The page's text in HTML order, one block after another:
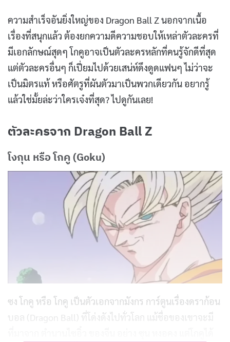
ความสำเร็จอันยิ่งใหญ่ของ Dragon Ball Z นอกจากเนื้อ
เรื่องที่สนุกแล้ว ต้องยกความดีความชอบให้เหล่าตัวละครที่
มีเอกลักษณ์สุดๆ โกคูอาจเป็นตัวละครหลักที่คนรู้จักดีที่สุด
แต่ตัวละครอื่นๆ ก็เปี่ยมไปด้วยเสน่ห์ดึงดูดแฟนๆ ไม่ว่าจะ
เป็นมิตรแท้ หรือศัตรูที่ผันตัวมาเป็นพวกเดียวกัน อยากรู้
แล้วใช่มั้ยล่ะว่าใครเจ๋งที่สุด? ไปดูกันเลย!
ตัวละครจาก Dragon Ball Z
โงกุน หรือ โกคู (Goku)
ซง โกคู หรือ โกคู เป็นตัวเอกจากมังกร การ์ตูนเรื่องดราก้อน
บอล (Dragon Ball) ที่โด่งดังไปทั่วโลก แม้ชื่อของเขาจะมี